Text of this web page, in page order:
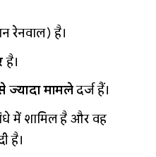
रेनवाल) है।
है।
ज्यादा मामलेदर्ज हैं।
में शामिल है और वह
है।